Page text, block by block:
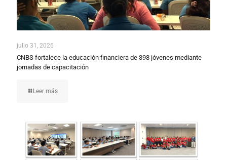
julio 31, 2026
CNBS fortalece la educación financiera de 398 jóvenes mediante
jornadas de capacitación
Leer más